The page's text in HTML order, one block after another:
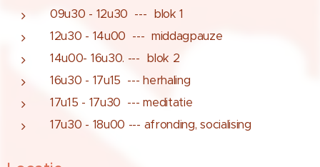
09u30 - 12u30 --- blok 1
12u30 - 14u00 --- middagpauze
14u00- 16u30. --- blok 2
16u30 - 17u15 --- herhaling
17u15 - 17u30 --- meditatie
17u30 - 18u00 --- afronding, socialising